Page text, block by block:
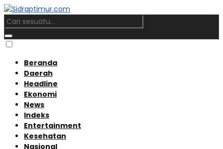
Beranda
Daerah
Headline
Ekonomi
News
Indeks
Entertainment
Kesehatan
Nasional